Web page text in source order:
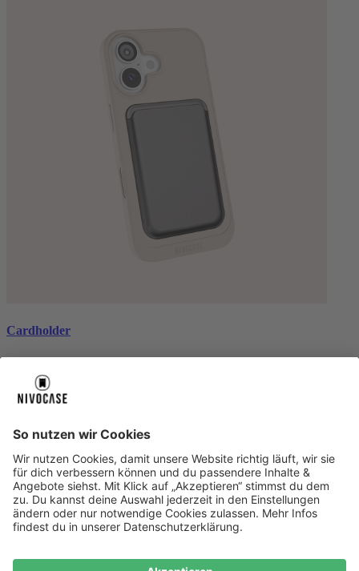
Cardholder
black
CHF 26.99
Über uns Über uns
About NIVOCASE NIVOCASE Test Lab Schreib uns
Sicher bezahlen
Sicher bezahlen